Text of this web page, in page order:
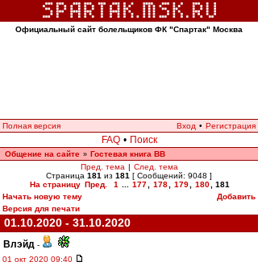
Официальный сайт болельщиков ФК "Спартак" Москва
Полная версия Вход • Регистрация
FAQ • Поиск
Общение на сайте » Гостевая книга ВВ
Пред. тема | След. тема
Страница 181 из 181 [ Сообщений: 9048 ]
На страницу Пред. 1 177 178 179 180
181
Начать новую тему
Добавить
Версия для печати
01.10.2020 - 31.10.2020
Влэйд -
01 окт 2020 09:40